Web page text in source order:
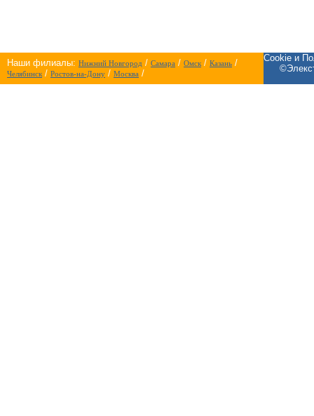
Наши филиалы: Нижний Новгород / Самара / Омск/ Казань /
Челябинск/ Ростов-на-Дону / Москва /
Cookie и